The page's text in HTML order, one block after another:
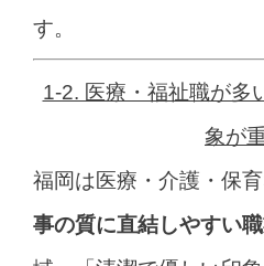
す。
1-2. 医療・福祉職が
象が
福岡は医療・介護・保育
事の質に直結しやすい